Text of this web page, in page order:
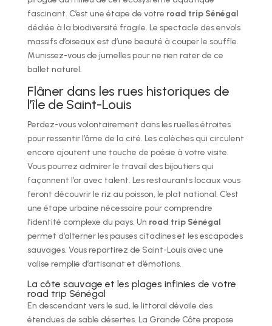
fascinant. C’est une étape de votre road trip Sénégal
dédiée à la biodiversité fragile. Le spectacle des envols
massifs d’oiseaux est d’une beauté à couper le souffle.
Munissez-vous de jumelles pour ne rien rater de ce
ballet naturel.
Flâner dans les rues historiques de
l’île de Saint-Louis
Perdez-vous volontairement dans les ruelles étroites
pour ressentir l’âme de la cité. Les calèches qui circulent
encore ajoutent une touche de poésie à votre visite.
Vous pourrez admirer le travail des bijoutiers qui
façonnent l’or avec talent. Les restaurants locaux vous
feront découvrir le riz au poisson, le plat national. C’est
une étape urbaine nécessaire pour comprendre
l’identité complexe du pays. Un road trip Sénégal
permet d’alterner les pauses citadines et les escapades
sauvages. Vous repartirez de Saint-Louis avec une
valise remplie d’artisanat et d’émotions.
La côte sauvage et les plages infinies de votre
road trip Sénégal
En descendant vers le sud, le littoral dévoile des
étendues de sable désertes. La Grande Côte propose